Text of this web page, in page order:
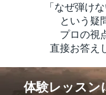
「なぜ弾け
という疑
プロの視
直接お答え
体験レッスン